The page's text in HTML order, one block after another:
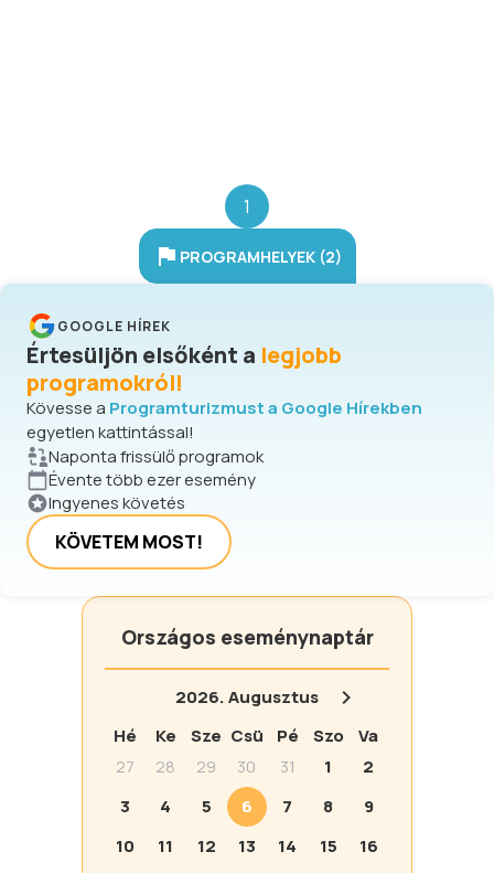
1
PROGRAMHELYEK (2)
GOOGLE HÍREK
Értesüljön elsőként a legjobb
programokról!
Kövesse a Programturizmust a Google Hírekben
egyetlen kattintással!
Naponta frissülő programok
Évente több ezer esemény
Ingyenes követés
KÖVETEM MOST!
Országos eseménynaptár
2026.Augusztus
Hé
Ke Sze Csü Pé Szo
Va
27
28 29 30 31 1
2
3
4 5 6 7 8
9
10
11 12 13 14 15
16